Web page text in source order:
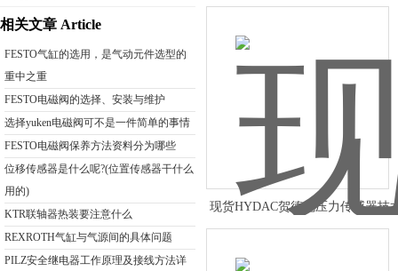
相关文章 Article
FESTO气缸的选用，是气动元件选型的
重中之重
FESTO电磁阀的选择、安装与维护
选择yuken电磁阀可不是一件简单的事情
FESTO电磁阀保养方法资料分为哪些
位移传感器是什么呢?(位置传感器干什么
用的)
KTR联轴器热装要注意什么
REXROTH气缸与气源间的具体问题
PILZ安全继电器工作原理及接线方法详
现货HYDAC贺德克压力传感器技